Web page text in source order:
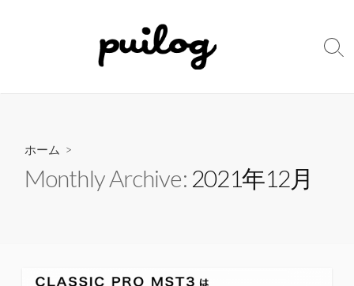
検
ホーム >
Monthly Archive: 2021年12月